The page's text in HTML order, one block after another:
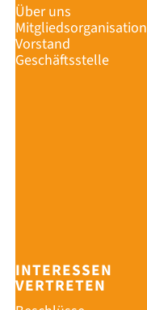
Über uns
Vorstand
Geschäftsstelle
INTERESSEN
VERTRETEN